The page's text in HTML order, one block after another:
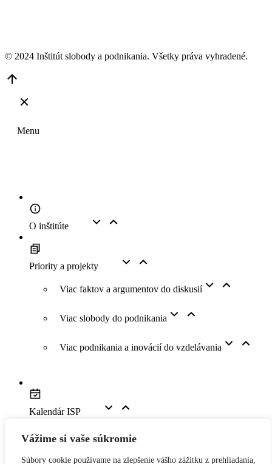
Vážime si vaše súkromie
Súbory cookie používame na zlepšenie vášho zážitku z prehliadania,
© 2024 Inštitút slobody a podnikania. Všetky práva vyhradené.
Top
Menu
O inštitúte
Priority a projekty
Viac faktov a argumentov do diskusií
Viac slobody do podnikania
Viac podnikania a inovácií do vzdelávania
Kalendár ISP